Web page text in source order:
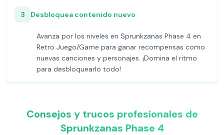
3 Desbloquea contenido nuevo
Avanza por los niveles en Sprunkzanas Phase 4 en
Retro Juego/Game para ganar recompensas como
nuevas canciones y personajes. ¡Domina el ritmo
para desbloquearlo todo!
Consejos y trucos profesionales de
Sprunkzanas Phase 4